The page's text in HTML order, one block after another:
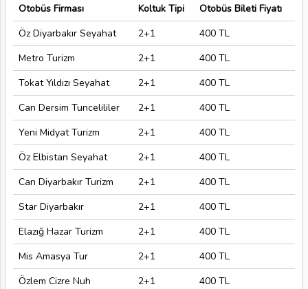
Otobüs Firması Koltuk Tipi
Otobüs Bileti Fiyatı
Öz Diyarbakır Seyahat
2+1
400 TL
Metro Turizm
2+1
400 TL
Tokat Yıldızı Seyahat
2+1
400 TL
Can Dersim Tuncelililer
2+1
400 TL
Yeni Midyat Turizm
2+1
400 TL
Öz Elbistan Seyahat
2+1
400 TL
Can Diyarbakır Turizm
2+1
400 TL
Star Diyarbakır
2+1
400 TL
Elazığ Hazar Turizm
2+1
400 TL
Mis Amasya Tur
2+1
400 TL
Özlem Cizre Nuh
2+1
400 TL